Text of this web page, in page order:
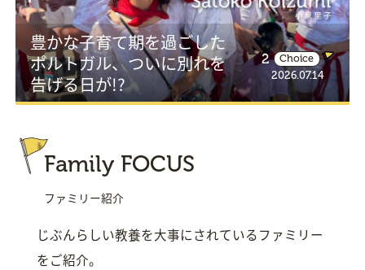
豊かな子育て期を過ごした
ポルトガル、ついに別れを
告げる日が!?
2
Choice
2026.07.14
Family FOCUS
ファミリー紹介
じぶんらしい教養を大事にされているファミリー
をご紹介。